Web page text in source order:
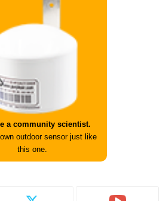
a community scientist.
outdoor sensor just like
this one.